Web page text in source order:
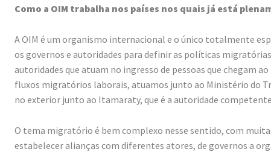
Como a OIM trabalha nos países nos quais já está
A OIM é um organismo internacional e o único totalmente
os governos e autoridades para definir as políticas
autoridades que atuam no ingresso de pessoas que chegam
fluxos migratórios laborais, atuamos junto ao Ministério do
no exterior junto ao Itamaraty, que é a autoridade
O tema migratório é bem complexo nesse sentido, com
estabelecer alianças com diferentes atores, de governos a